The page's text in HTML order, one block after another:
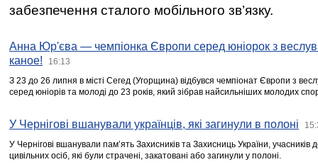
забезпечення сталого мобільного зв’язку.
Анна Юр'єва — чемпіонка Європи серед юніорок з
каное!
16:13
З 23 до 26 липня в місті Сегед (Угорщина) відбувся чемпіонат Європи з
серед юніорів та молоді до 23 років, який зібрав найсильніших молодих
У Чернігові вшанували українців, які загинули в полоні
У Чернігові вшанували пам’ять Захисників та Захисниць України,
цивільних осіб, які були страчені, закатовані або загинули у полоні.